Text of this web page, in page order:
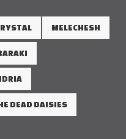
MELECHESH
DEAD DAISIES